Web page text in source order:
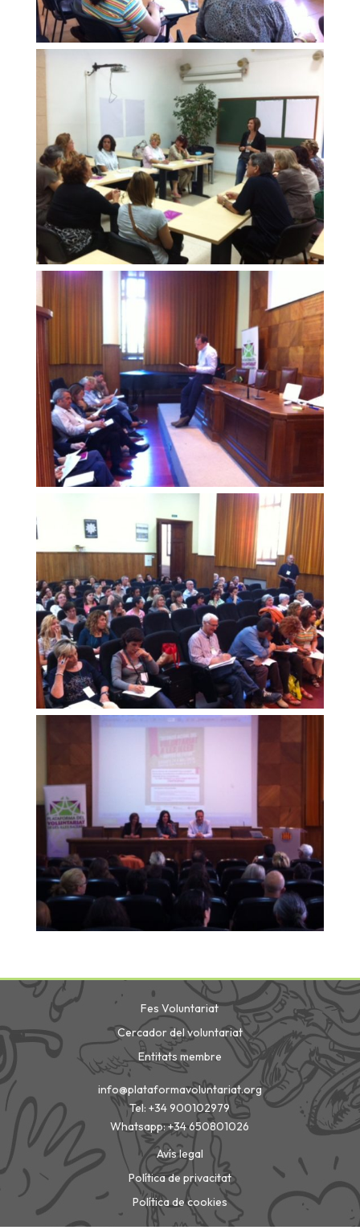
Fes Voluntariat
Cercador del voluntariat
Entitats membre
info@plataformavoluntariat.org
Tel: +34 900102979
Whatsapp: +34 650801026
Avís legal
Política de privacitat
Política de cookies